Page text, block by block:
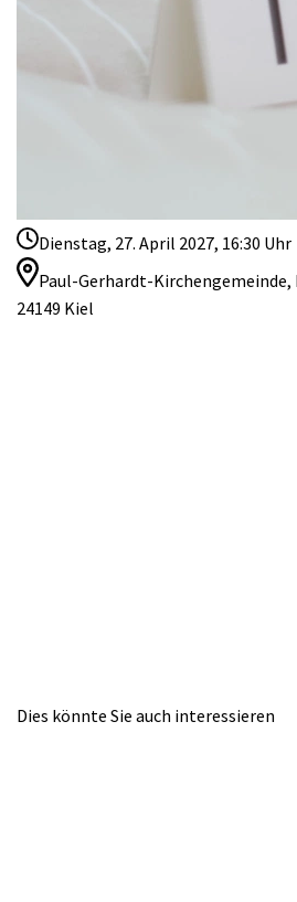
Dienstag, 27. April 2027, 16:30 Uhr
Paul-Gerhardt-Kirchengemeinde,
24149 Kiel
Dies könnte Sie auch interessieren